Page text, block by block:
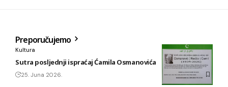
Preporučujemo
Kultura
Sutra posljednji ispraćaj Ćamila Osmanovića
25. Juna 2026.